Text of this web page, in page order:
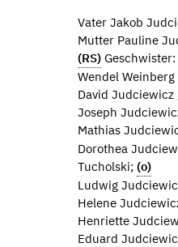
Vater Jakob
Mutter Pauline
(RS) Geschwister:
Wendel
David
Joseph
Mathias
Dorothea
Tucholski; (o)
Ludwig
Helene
Henriette
Eduard